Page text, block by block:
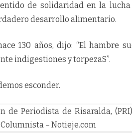
de solidaridad en la
desarrollo alimentario.
130 años, dijo: “El hambre
indigestiones y torpezaS”.
esconder.